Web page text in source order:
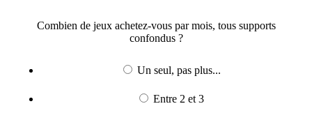
Combien de jeux achetez-vous par mois, tous supports
confondus ?
Un seul, pas plus...
Entre 2 et 3